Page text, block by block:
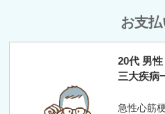
お支払
20代 男
三大疾病
急性心筋